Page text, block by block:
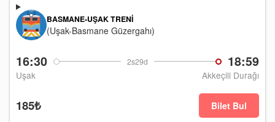
16:30 2s29d 18:59
Uşak Akkeçili Durağı
BASMANE-UŞAK TRENI
(Uşak-Basmane Güzergahı)
185₺ Bilet Bul